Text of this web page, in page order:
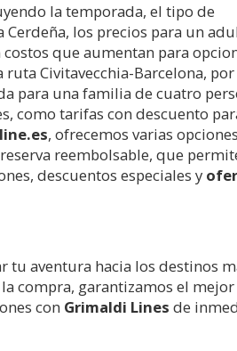
la temporada, el tipo de
los precios para un
costos que aumentan para
ruta Civitavecchia-Barcelona,
para una familia de cuatro
como tarifas con descuento
, ofrecemos varias
reembolsable, que
descuentos especiales y
tu aventura hacia los destinos
compra, garantizamos el
con Grimaldi Lines de